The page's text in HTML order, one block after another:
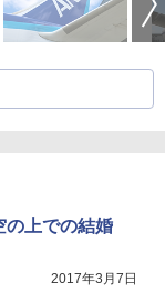
の上での結婚
2017年3月7日